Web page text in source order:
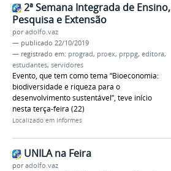
2ª Semana Integrada de Ensino,
Pesquisa e Extensão
poradolfo.vaz
— publicado 22/10/2019
— registrado em: prograd, proex, prppg, editora,
estudantes, servidores
Evento, que tem como tema “Bioeconomia:
biodiversidade e riqueza para o
desenvolvimento sustentável”, teve início
nesta terça-feira (22)
Localizado em Informes
UNILA na Feira
poradolfo.vaz